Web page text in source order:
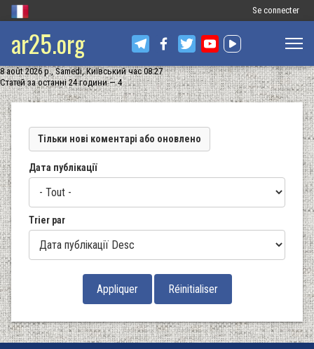
Меню
користувача
Se connecter
ar25.org
8 août 2026 р., Samedi, Київський час 08:27
Статей за останні 24 години — 4
Тільки нові коментарі або оновлено
Дата публікації
Trier par